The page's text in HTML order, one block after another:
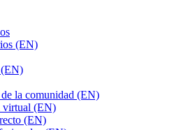
(EN)
la comunidad (EN)
virtual (EN)
(EN)